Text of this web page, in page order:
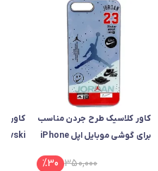
کاور کلاسیک طرح جردن مناسب
برای گوشی موبایل اپل iPhone
350,000
%30
کاور